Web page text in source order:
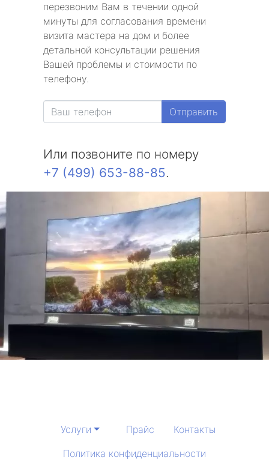
перезвоним Вам в течении одной
минуты для согласования времени
визита мастера на дом и более
детальной консультации решения
Вашей проблемы и стоимости по
телефону.
Отправить
Или позвоните по номеру
+7 (499) 653-88-85.
Услуги Прайс
Контакты
Политика конфиденциальности